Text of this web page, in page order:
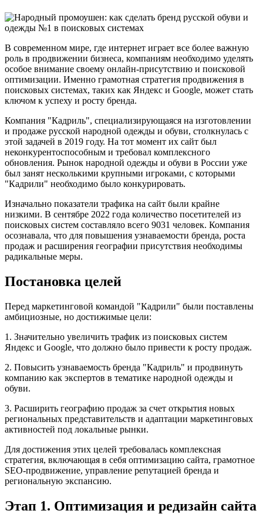
В современном мире, где интернет играет все более важную
роль в продвижении бизнеса, компаниям необходимо уделять
особое внимание своему онлайн-присутствию и поисковой
оптимизации. Именно грамотная стратегия продвижения в
поисковых системах, таких как Яндекс и Google, может стать
ключом к успеху и росту бренда.
Компания "Кадриль", специализирующаяся на изготовлении
и продаже русской народной одежды и обуви, столкнулась с
этой задачей в 2019 году. На тот момент их сайт был
неконкурентоспособным и требовал комплексного
обновления. Рынок народной одежды и обуви в России уже
был занят несколькими крупными игроками, с которыми
"Кадрили" необходимо было конкурировать.
Изначально показатели трафика на сайт были крайне
низкими. В сентябре 2022 года количество посетителей из
поисковых систем составляло всего 9031 человек. Компания
осознавала, что для повышения узнаваемости бренда, роста
продаж и расширения географии присутствия необходимы
радикальные меры.
Постановка целей
Перед маркетинговой командой "Кадрили" были поставлены
амбициозные, но достижимые цели:
1. Значительно увеличить трафик из поисковых систем
Яндекс и Google, что должно было привести к росту продаж.
2. Повысить узнаваемость бренда "Кадриль" и продвинуть
компанию как экспертов в тематике народной одежды и
обуви.
3. Расширить географию продаж за счет открытия новых
региональных представительств и адаптации маркетинговых
активностей под локальные рынки.
Для достижения этих целей требовалась комплексная
стратегия, включающая в себя оптимизацию сайта, грамотное
SEO-продвижение, управление репутацией бренда и
региональную экспансию.
Этап 1. Оптимизация и редизайн сайта